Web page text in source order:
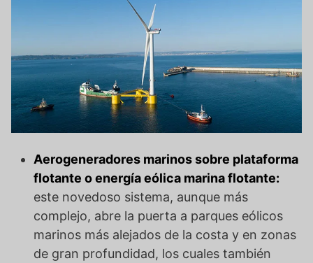
Aerogeneradores marinos sobre plataforma
flotante o energía eólica marina flotante:
este novedoso sistema, aunque más
complejo, abre la puerta a parques eólicos
marinos más alejados de la costa y en zonas
de gran profundidad, los cuales también